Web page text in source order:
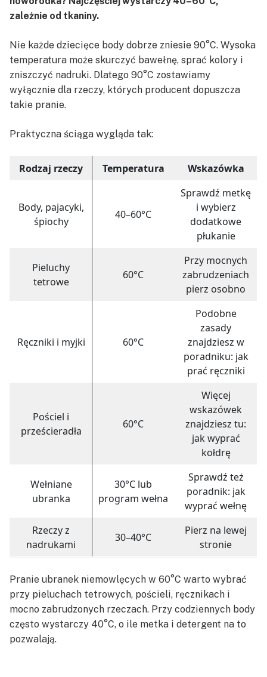
zależnie od tkaniny.
Nie każde dziecięce body dobrze zniesie 90°C. Wysoka
temperatura może skurczyć bawełnę, sprać kolory i
zniszczyć nadruki. Dlatego 90°C zostawiamy
wyłącznie dla rzeczy, których producent dopuszcza
takie pranie.
Praktyczna ściąga wygląda tak:
Rodzaj rzeczy Temperatura Wskazówka
Body, pajacyki,
śpiochy
40–60°C
Sprawdź metkę
i wybierz
dodatkowe
płukanie
Pieluchy
tetrowe
60°C
Przy mocnych
zabrudzeniach
pierz osobno
Ręczniki i myjki 60°C
Podobne
zasady
znajdziesz w
poradniku: jak
prać ręczniki
Pościel i
prześcieradła
60°C
Więcej
wskazówek
znajdziesz tu:
jak wyprać
kołdrę
Wełniane
ubranka
30°C lub
program wełna
Sprawdź też
poradnik: jak
wyprać wełnę
Rzeczy z
nadrukami
30–40°C
Pierz na lewej
stronie
Pranie ubranek niemowlęcych w 60°C warto wybrać
przy pieluchach tetrowych, pościeli, ręcznikach i
mocno zabrudzonych rzeczach. Przy codziennych body
często wystarczy 40°C, o ile metka i detergent na to
pozwalają.